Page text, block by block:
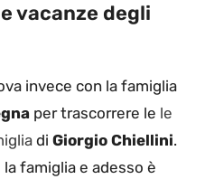
vacanze degli
invece con la famiglia
per trascorrere le le
di Giorgio Chiellini.
famiglia e adesso è